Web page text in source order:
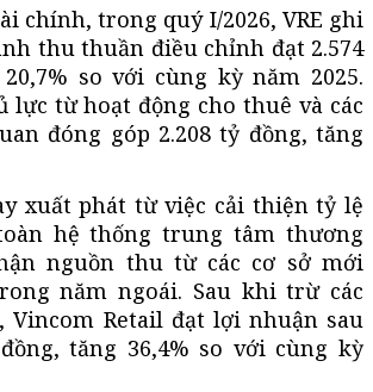
chính, trong quý I/2026, VRE ghi
thu thuần điều chỉnh đạt 2.574
so với cùng kỳ năm 2025.
lực từ hoạt động cho thuê và các
đóng góp 2.208 tỷ đồng, tăng
xuất phát từ việc cải thiện tỷ lệ
hệ thống trung tâm thương
nguồn thu từ các cơ sở mới
năm ngoái. Sau khi trừ các
Vincom Retail đạt lợi nhuận sau
tăng 36,4% so với cùng kỳ